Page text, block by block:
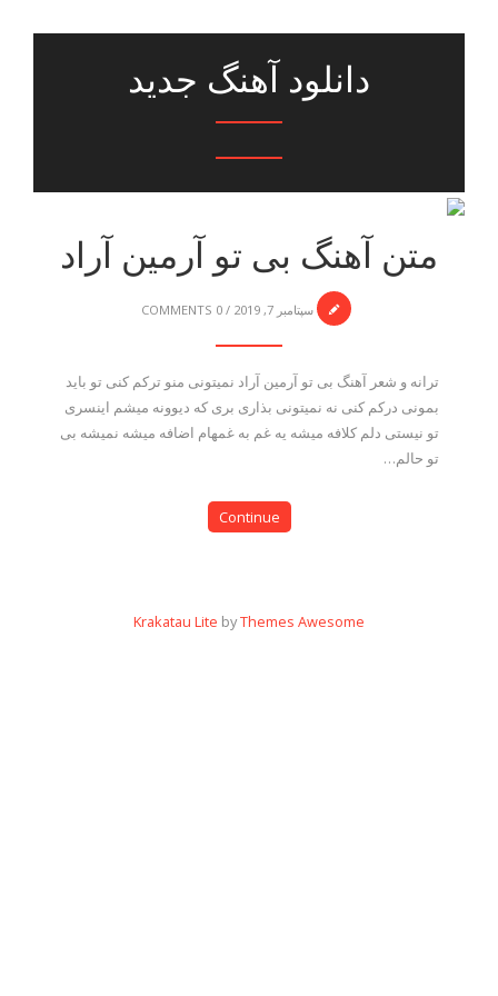
دانلود آهنگ جدید
متن آهنگ بی تو آرمین آراد
سپتامبر 7, 2019 /
0 COMMENTS
ترانه و شعر آهنگ بی تو آرمین آراد نمیتونی منو ترکم کنی تو باید
بمونی درکم کنی نه نمیتونی بذاری بری که دیوونه میشم اینسری
تو نیستی دلم کلافه میشه یه غم به غمهام اضافه میشه نمیشه بی
تو حالم…
Continue
Krakatau Lite byThemes Awesome